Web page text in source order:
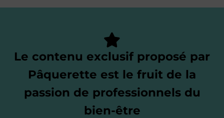
Le contenu exclusif proposé par
Pâquerette est le fruit de la
passion de professionnels du
bien-être